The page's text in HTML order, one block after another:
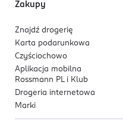
Zakupy
Znajdź drogerię
Karta podarunkowa
Czyściochowo
Aplikacja mobilna
Rossmann PL i Klub
Drogeria internetowa
Marki